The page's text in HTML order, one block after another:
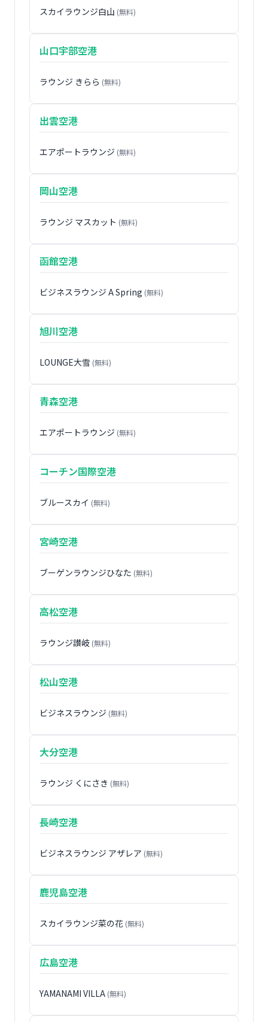
スカイラウンジ白山 (無料)
山口宇部空港
ラウンジ きらら (無料)
出雲空港
エアポートラウンジ (無料)
岡山空港
ラウンジ マスカット (無料)
函館空港
ビジネスラウンジ A Spring (無料)
旭川空港
LOUNGE大雪 (無料)
青森空港
エアポートラウンジ (無料)
コーチン国際空港
ブルースカイ (無料)
宮崎空港
ブーゲンラウンジひなた (無料)
高松空港
ラウンジ讃岐 (無料)
松山空港
ビジネスラウンジ (無料)
大分空港
ラウンジ くにさき (無料)
長崎空港
ビジネスラウンジ アザレア (無料)
鹿児島空港
スカイラウンジ菜の花 (無料)
広島空港
YAMANAMI VILLA (無料)